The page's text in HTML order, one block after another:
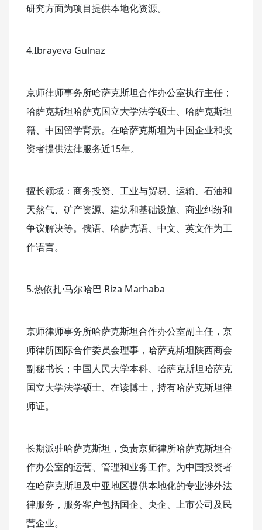
研究方面为项目提供本地化资源。
4.Ibrayeva Gulnaz
京师律师事务所哈萨克斯坦合作办公室执行主任；
哈萨克斯坦哈萨克国立大学法学硕士、哈萨克斯坦
籍、中国留学背景。在哈萨克斯坦为中国企业和投
资者提供法律服务近15年。
擅长领域：商务投资、工业与贸易、运输、石油和
天然气、矿产资源、建筑和基础设施、商业纠纷和
争议解决等。俄语、哈萨克语、中文、英文作为工
作语言。
5.热依扎·马尔哈巴 Riza Marhaba
京师律师事务所哈萨克斯坦合作办公室副主任，京
师律所国际合作委员会理事，哈萨克斯坦陕西商会
副秘书长；中国人民大学本科、哈萨克斯坦哈萨克
国立大学法学硕士、在读博士，持有哈萨克斯坦律
师证。
长期派驻哈萨克斯坦，负责京师律所哈萨克斯坦合
作办公室的运营、管理和业务工作。为中国投资者
在哈萨克斯坦及中亚地区提供本地化的专业涉外法
律服务，服务客户包括国企、央企、上市公司及民
营企业。